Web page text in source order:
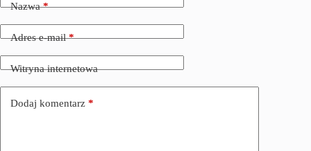
Nazwa*
Adres e-mail*
Witryna internetowa
Dodaj komentarz *